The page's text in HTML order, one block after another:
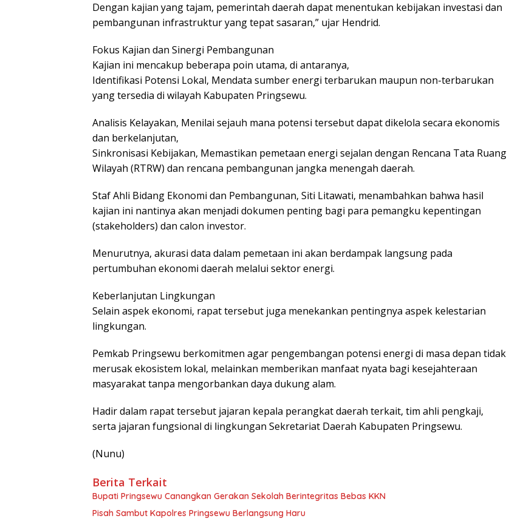
Dengan kajian yang tajam, pemerintah daerah dapat menentukan kebijakan investasi dan
pembangunan infrastruktur yang tepat sasaran,” ujar Hendrid.
Fokus Kajian dan Sinergi Pembangunan
Kajian ini mencakup beberapa poin utama, di antaranya,
Identifikasi Potensi Lokal, Mendata sumber energi terbarukan maupun non-terbarukan
yang tersedia di wilayah Kabupaten Pringsewu.
Analisis Kelayakan, Menilai sejauh mana potensi tersebut dapat dikelola secara ekonomis
dan berkelanjutan,
Sinkronisasi Kebijakan, Memastikan pemetaan energi sejalan dengan Rencana Tata Ruang
Wilayah (RTRW) dan rencana pembangunan jangka menengah daerah.
Staf Ahli Bidang Ekonomi dan Pembangunan, Siti Litawati, menambahkan bahwa hasil
kajian ini nantinya akan menjadi dokumen penting bagi para pemangku kepentingan
(stakeholders) dan calon investor.
Menurutnya, akurasi data dalam pemetaan ini akan berdampak langsung pada
pertumbuhan ekonomi daerah melalui sektor energi.
Keberlanjutan Lingkungan
Selain aspek ekonomi, rapat tersebut juga menekankan pentingnya aspek kelestarian
lingkungan.
Pemkab Pringsewu berkomitmen agar pengembangan potensi energi di masa depan tidak
merusak ekosistem lokal, melainkan memberikan manfaat nyata bagi kesejahteraan
masyarakat tanpa mengorbankan daya dukung alam.
Hadir dalam rapat tersebut jajaran kepala perangkat daerah terkait, tim ahli pengkaji,
serta jajaran fungsional di lingkungan Sekretariat Daerah Kabupaten Pringsewu.
(Nunu)
Berita Terkait
Bupati Pringsewu Canangkan Gerakan Sekolah Berintegritas Bebas KKN
Pisah Sambut Kapolres Pringsewu Berlangsung Haru